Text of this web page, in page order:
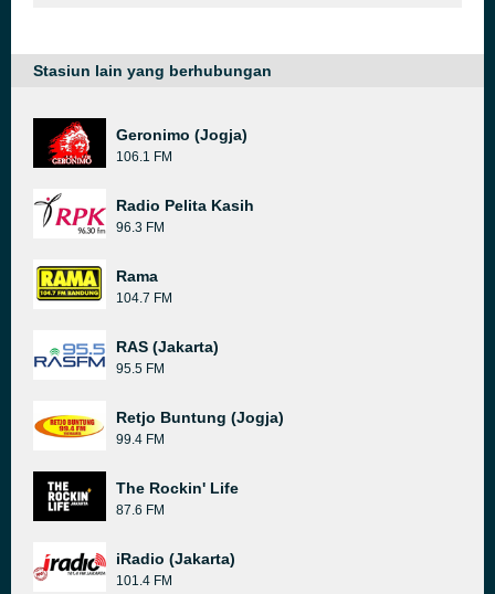
Stasiun lain yang berhubungan
Geronimo (Jogja)
106.1 FM
Radio Pelita Kasih
96.3 FM
Rama
104.7 FM
RAS (Jakarta)
95.5 FM
Retjo Buntung (Jogja)
99.4 FM
The Rockin' Life
87.6 FM
iRadio (Jakarta)
101.4 FM